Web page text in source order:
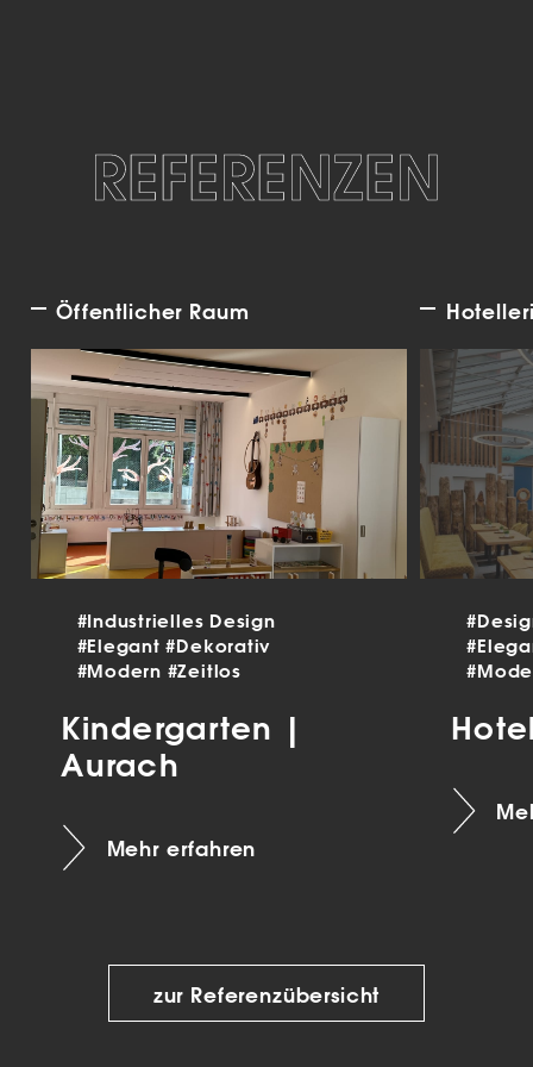
REFERENZEN
Öffentlicher Raum
#Industrielles Design
#Elegant#Dekorativ
#Modern #Zeitlos
Kindergarten |
Aurach
Mehr erfahren
zur Referenzübersicht